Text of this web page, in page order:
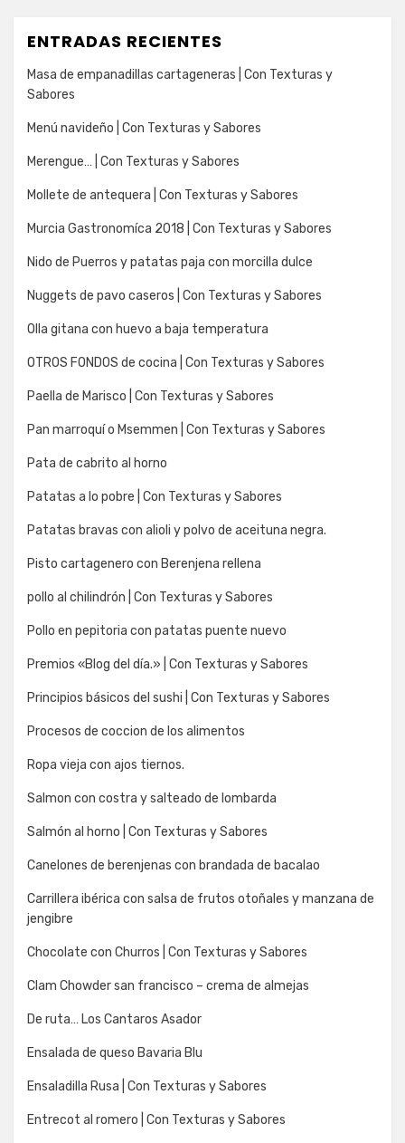
ENTRADAS RECIENTES
Masa de empanadillas cartageneras | Con Texturas y
Sabores
Menú navideño | Con Texturas y Sabores
Merengue… | Con Texturas y Sabores
Mollete de antequera | Con Texturas y Sabores
Murcia Gastronomíca 2018 | Con Texturas y Sabores
Nido de Puerros y patatas paja con morcilla dulce
Nuggets de pavo caseros | Con Texturas y Sabores
Olla gitana con huevo a baja temperatura
OTROS FONDOS de cocina | Con Texturas y Sabores
Paella de Marisco | Con Texturas y Sabores
Pan marroquí o Msemmen | Con Texturas y Sabores
Pata de cabrito al horno
Patatas a lo pobre | Con Texturas y Sabores
Patatas bravas con alioli y polvo de aceituna negra.
Pisto cartagenero con Berenjena rellena
pollo al chilindrón | Con Texturas y Sabores
Pollo en pepitoria con patatas puente nuevo
Premios «Blog del día.» | Con Texturas y Sabores
Principios básicos del sushi | Con Texturas y Sabores
Procesos de coccion de los alimentos
Ropa vieja con ajos tiernos.
Salmon con costra y salteado de lombarda
Salmón al horno | Con Texturas y Sabores
Canelones de berenjenas con brandada de bacalao
Carrillera ibérica con salsa de frutos otoñales y manzana de
jengibre
Chocolate con Churros | Con Texturas y Sabores
Clam Chowder san francisco – crema de almejas
De ruta… Los Cantaros Asador
Ensalada de queso Bavaria Blu
Ensaladilla Rusa | Con Texturas y Sabores
Entrecot al romero | Con Texturas y Sabores